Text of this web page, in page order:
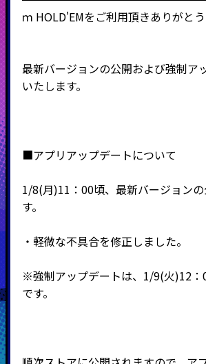
ｍ HOLD'EMをご利用頂きありがとう
最新バージョンの公開および強制ア
いたします。
■アプリアップデートについて
1/8(月)11：00頃、最新バージョン
す。
・軽微な不具合を修正しました。
※強制アップデートは、1/9(火)12：
です。